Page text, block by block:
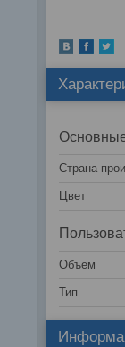
Страна
Цвет
Объем
Тип